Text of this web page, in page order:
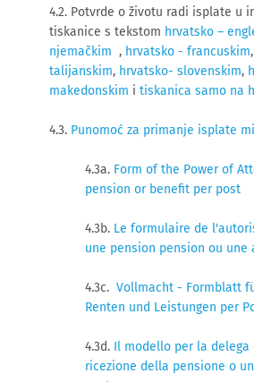
4.2. Potvrde o životu radi isplate u
tiskanice s tekstom hrvatsko –
njemačkim , hrvatsko - francuskim,
talijanskim, hrvatsko- slovenskim,
makedonskim i tiskanica samo na
4.3. Punomoć za primanje isplate
4.3a. Form of the Power of
pension or benefit per post
4.3b. Le formulaire de
une pension pension ou
4.3c. Vollmacht - Formblatt
Renten und Leistungen per
4.3d. Il modello per la
ricezione della pensione o